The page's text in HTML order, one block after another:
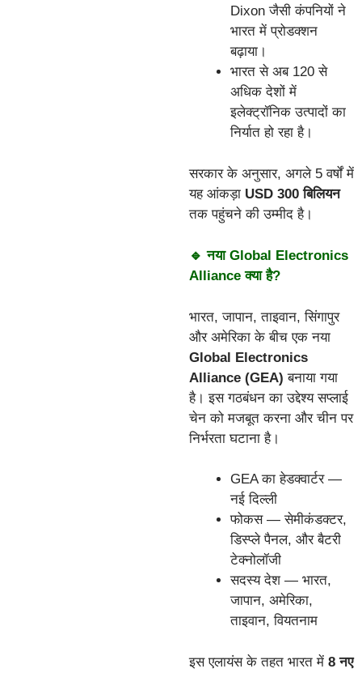
Dixon जैसी कंपनियों ने
भारत में प्रोडक्शन
बढ़ाया।
भारत से अब 120 से
अधिक देशों में
इलेक्ट्रॉनिक उत्पादों का
निर्यात हो रहा है।
सरकार के अनुसार, अगले 5 वर्षों में
यह आंकड़ा USD 300 बिलियन
तक पहुंचने की उम्मीद है।
🔹 नया Global Electronics
Alliance क्या है?
भारत, जापान, ताइवान, सिंगापुर
और अमेरिका के बीच एक नया
Global Electronics
Alliance (GEA) बनाया गया
है। इस गठबंधन का उद्देश्य सप्लाई
चेन को मजबूत करना और चीन पर
निर्भरता घटाना है।
GEA का हेडक्वार्टर —
नई दिल्ली
फोकस — सेमीकंडक्टर,
डिस्प्ले पैनल, और बैटरी
टेक्नोलॉजी
सदस्य देश — भारत,
जापान, अमेरिका,
ताइवान, वियतनाम
इस एलायंस के तहत भारत में 8 नए